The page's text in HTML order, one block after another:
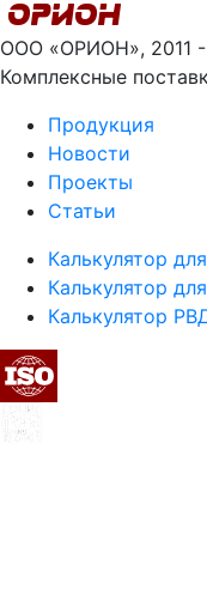
ООО «ОРИОН», 2011
Комплексные
Продукция
Новости
Проекты
Статьи
Калькулятор
Калькулятор
Калькулятор